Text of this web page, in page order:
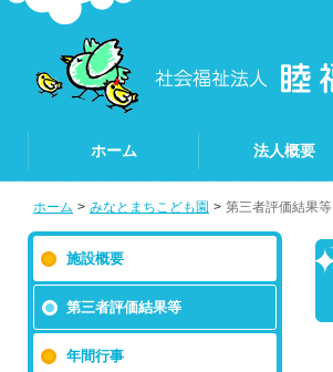
ホーム 法人概要
ホーム > みなとまちこども園 > 第三者評価結果等
施設概要
第三者評価結果等
年間行事